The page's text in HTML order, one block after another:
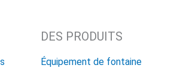
DES PRODUITS
Équipement de fontaine